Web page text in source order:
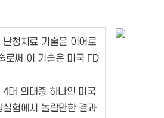
청치료 기술은 이어로
로써 이 기술은 미국 FD
대 의대중 하나인 미국
험에서 놀랄만한 결과